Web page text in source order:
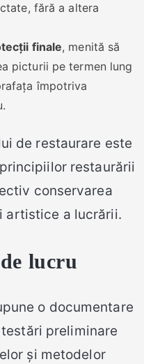
fără a altera
finale, menită să
picturii pe termen lung
împotriva
de restaurare este
restaurării
conservarea
artistice a lucrării.
lucru
o documentare
preliminare
și metodelor